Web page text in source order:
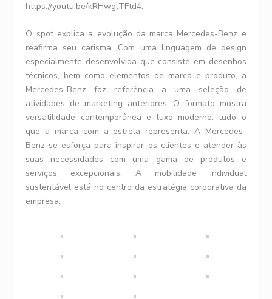
https://youtu.be/kRHwglTFtd4.
O spot explica a evolução da marca Mercedes-Benz e
reafirma seu carisma. Com uma linguagem de design
especialmente desenvolvida que consiste em desenhos
técnicos, bem como elementos de marca e produto, a
Mercedes-Benz faz referência a uma seleção de
atividades de marketing anteriores. O formato mostra
versatilidade contemporânea e luxo moderno: tudo o
que a marca com a estrela representa. A Mercedes-
Benz se esforça para inspirar os clientes e atender às
suas necessidades com uma gama de produtos e
serviços excepcionais. A mobilidade individual
sustentável está no centro da estratégia corporativa da
empresa.